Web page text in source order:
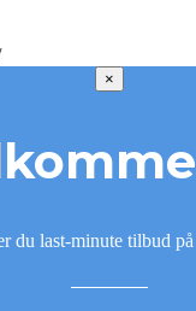
×
du last-minute tilbud på